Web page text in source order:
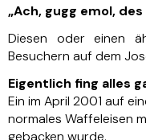
„Ach, gugg emol,
Diesen oder einen
Besuchern auf dem
Eigentlich fing alles
Ein im April 2001 auf
normales Waffeleisen